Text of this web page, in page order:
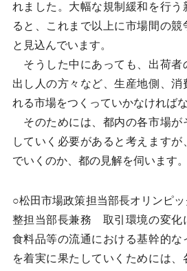
れました。大幅な規制緩和を行
ると、これまで以上に市場間の競
と見込んでいます。
そうした中にあっても、出荷者
出し人の方々など、生産地側、
れる市場をつくっていかなければ
そのためには、都内の各市場が
していく必要があると考えます
でいくのか、都の見解を伺います。
○松田市場政策担当部長オリンピ
整担当部長兼務 取引環境の変化
食料品等の流通における基幹的な
を着実に果たしていくためには、